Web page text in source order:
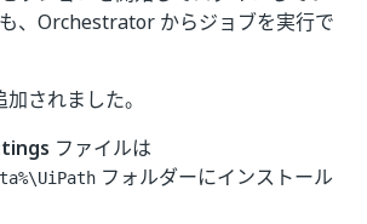
、Orchestrator からジョブを実行で
されました。
ファイルは
フォルダーにインストール